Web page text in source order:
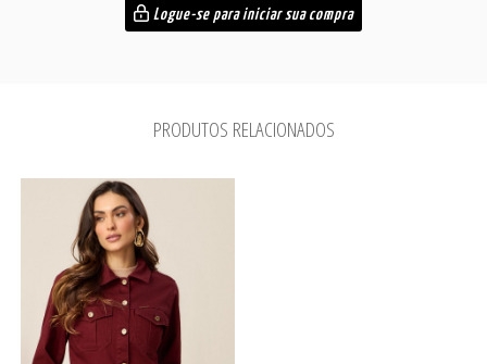
Logue-se para iniciar sua compra
PRODUTOS RELACIONADOS